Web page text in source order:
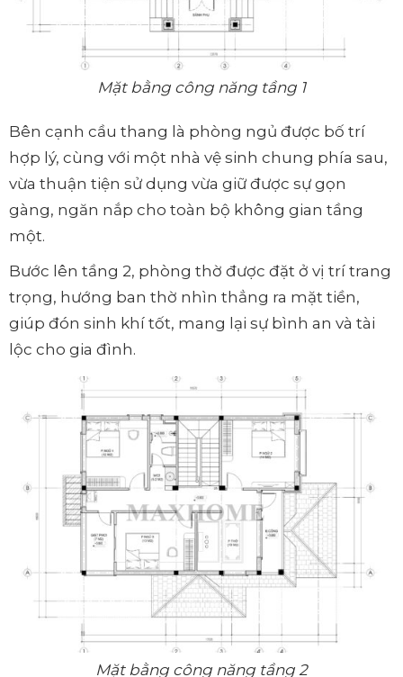
Mặt bằng công năng tầng 1
Bên cạnh cầu thang là phòng ngủ được bố trí
hợp lý, cùng với một nhà vệ sinh chung phía sau,
vừa thuận tiện sử dụng vừa giữ được sự gọn
gàng, ngăn nắp cho toàn bộ không gian tầng
một.
Bước lên tầng 2, phòng thờ được đặt ở vị trí trang
trọng, hướng ban thờ nhìn thẳng ra mặt tiền,
giúp đón sinh khí tốt, mang lại sự bình an và tài
lộc cho gia đình.
Mặt bằng công năng tầng 2